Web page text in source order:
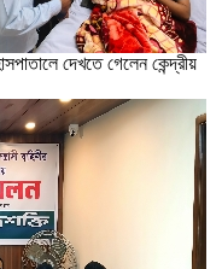
দেখতে গেলেন কেন্দ্রীয়